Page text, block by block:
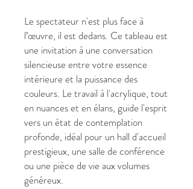
Le spectateur n'est plus face à
l’œuvre, il est dedans. Ce tableau est
une invitation à une conversation
silencieuse entre votre essence
intérieure et la puissance des
couleurs. Le travail à l'acrylique, tout
en nuances et en élans, guide l'esprit
vers un état de contemplation
profonde, idéal pour un hall d'accueil
prestigieux, une salle de conférence
ou une pièce de vie aux volumes
généreux.